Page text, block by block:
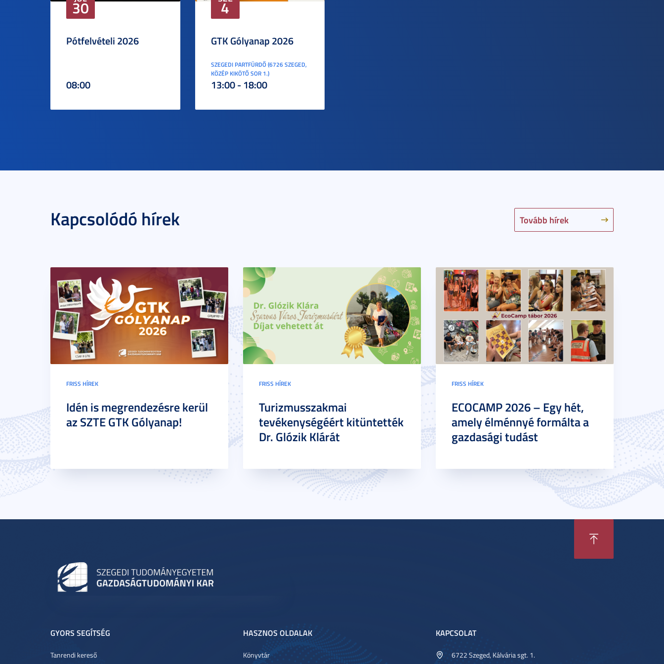
30
Pótfelvételi 2026
08:00
4
GTK Gólyanap 2026
SZEGEDI PARTFÜRDŐ (6726 SZEGED,
KÖZÉP KIKÖTŐ SOR 1.)
13:00 - 18:00
Kapcsolódó hírek Tovább hírek
FRISS HÍREK
Idén is megrendezésre kerül
az SZTE GTK Gólyanap!
FRISS HÍREK
Turizmusszakmai
tevékenységéért kitüntették
Dr. Glózik Klárát
FRISS HÍREK
ECOCAMP 2026 – Egy hét,
amely élménnyé formálta a
gazdasági tudást
GYORS SEGÍTSÉG
Tanrendi kereső
HASZNOS OLDALAK
Könyvtár
KAPCSOLAT
6722 Szeged, Kálvária sgt. 1.